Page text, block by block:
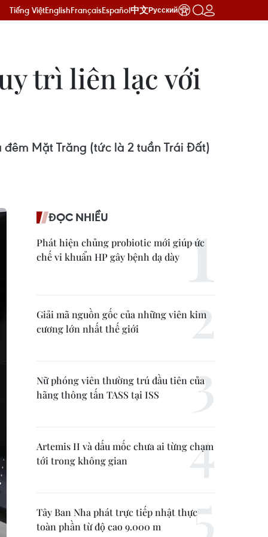
Tiếng ViệtEnglishFrançaisEspañol中文Русский
trì liên lạc với
Mặt Trăng (tức là 2 tuần Trái Đất)
ĐỌC NHIỀU
Phát hiện chủng probiotic mới giúp ức
chế vi khuẩn HP gây bệnh dạ dày
Giải mã nguồn gốc của những viên kim
cương lớn nhất thế giới
Nữ phóng viên thường trú đầu tiên của
hãng thông tấn TASS tại ISS
Artemis II và dấu mốc chưa ai từng chạm
tới trong không gian
Tây Ban Nha phát trực tiếp nhật thực
toàn phần từ độ cao 9.000 m